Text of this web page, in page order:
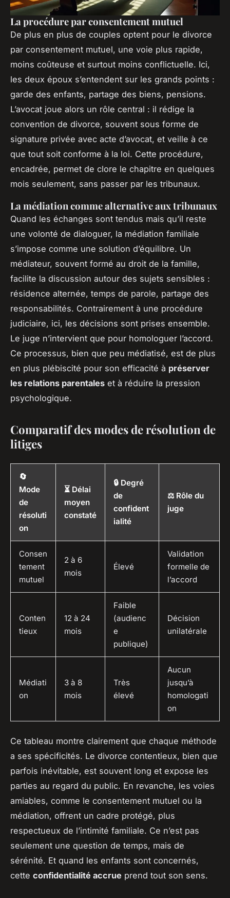
La procédure par consentement mutuel
De plus en plus de couples optent pour le divorce
par consentement mutuel, une voie plus rapide,
moins coûteuse et surtout moins conflictuelle. Ici,
les deux époux s’entendent sur les grands points :
garde des enfants, partage des biens, pensions.
L’avocat joue alors un rôle central : il rédige la
convention de divorce, souvent sous forme de
signature privée avec acte d’avocat, et veille à ce
que tout soit conforme à la loi. Cette procédure,
encadrée, permet de clore le chapitre en quelques
mois seulement, sans passer par les tribunaux.
La médiation comme alternative aux tribunaux
Quand les échanges sont tendus mais qu’il reste
une volonté de dialoguer, la médiation familiale
s’impose comme une solution d’équilibre. Un
médiateur, souvent formé au droit de la famille,
facilite la discussion autour des sujets sensibles :
résidence alternée, temps de parole, partage des
responsabilités. Contrairement à une procédure
judiciaire, ici, les décisions sont prises ensemble.
Le juge n’intervient que pour homologuer l’accord.
Ce processus, bien que peu médiatisé, est de plus
en plus plébiscité pour son efficacité à préserver
les relations parentales et à réduire la pression
psychologique.
Comparatif des modes de résolution de
litiges
🔄
Mode
de
résoluti
on
⏳ Délai
moyen
constaté
🔒 Degré
de
confident
ialité
⚖️ Rôle du
juge
Consen
tement
mutuel
2 à 6
mois
Élevé
Validation
formelle de
l’accord
Conten
tieux
12 à 24
mois
Faible
(audienc
e
publique)
Décision
unilatérale
Médiati
on
3 à 8
mois
Très
élevé
Aucun
jusqu’à
homologati
on
Ce tableau montre clairement que chaque méthode
a ses spécificités. Le divorce contentieux, bien que
parfois inévitable, est souvent long et expose les
parties au regard du public. En revanche, les voies
amiables, comme le consentement mutuel ou la
médiation, offrent un cadre protégé, plus
respectueux de l’intimité familiale. Ce n’est pas
seulement une question de temps, mais de
sérénité. Et quand les enfants sont concernés,
cette confidentialité accrue prend tout son sens.